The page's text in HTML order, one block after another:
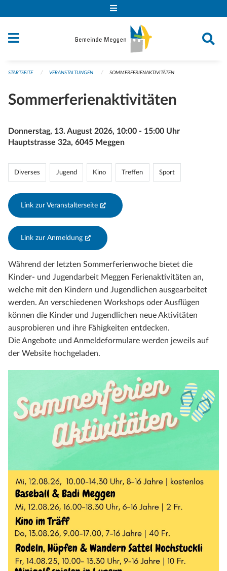
STARTSEITE VERANSTALTUNGEN SOMMERFERIENAKTIVITÄTEN
Sommerferienaktivitäten
Donnerstag, 13. August 2026, 10:00 - 15:00 Uhr
Hauptstrasse 32a, 6045 Meggen
Diverses Jugend Kino Treffen Sport
Link zur Veranstalterseite (External Link)
Link zur Anmeldung (External Link)
Während der letzten Sommerferienwoche bietet die
Kinder- und Jugendarbeit Meggen Ferienaktivitäten an,
welche mit den Kindern und Jugendlichen ausgearbeitet
werden. An verschiedenen Workshops oder Ausflügen
können die Kinder und Jugendlichen neue Aktivitäten
ausprobieren und ihre Fähigkeiten entdecken.
Die Angebote und Anmeldeformulare werden jeweils auf
der Website hochgeladen.